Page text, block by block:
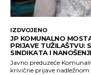
IZDVOJENO
JP KOMUNALNO
PRIJAVE TUŽILAŠTVU:
SINDIKATA I
Javno preduzeće
krivične prijave